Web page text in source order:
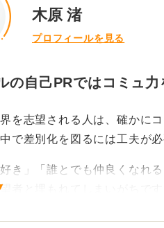
木原 渚
プロフィールを見る
の自己PRではコミュ力
を志望される人は、確かに
で差別化を図るには工夫が必
好き」「誰とでも仲良くなれ
者と埋もれてしまいがちです
のは、「どのような場面で